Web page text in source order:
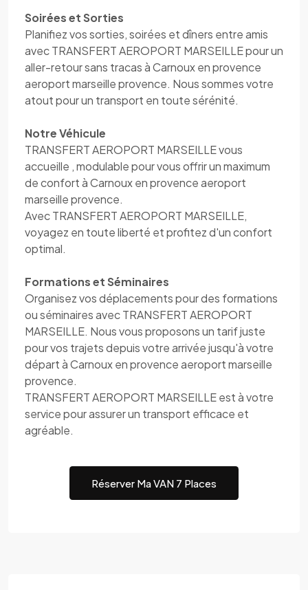
Soirées et Sorties
Planifiez vos sorties, soirées et dîners entre amis
avec TRANSFERT AEROPORT MARSEILLE pour un
aller-retour sans tracas à Carnoux en provence
aeroport marseille provence. Nous sommes votre
atout pour un transport en toute sérénité.
Notre Véhicule
TRANSFERT AEROPORT MARSEILLE vous
accueille , modulable pour vous offrir un maximum
de confort à Carnoux en provence aeroport
marseille provence.
Avec TRANSFERT AEROPORT MARSEILLE,
voyagez en toute liberté et profitez d'un confort
optimal.
Formations et Séminaires
Organisez vos déplacements pour des formations
ou séminaires avec TRANSFERT AEROPORT
MARSEILLE. Nous vous proposons un tarif juste
pour vos trajets depuis votre arrivée jusqu'à votre
départ à Carnoux en provence aeroport marseille
provence.
TRANSFERT AEROPORT MARSEILLE est à votre
service pour assurer un transport efficace et
agréable.
Réserver Ma VAN 7 Places